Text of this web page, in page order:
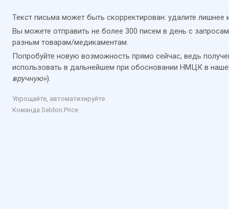
Текст письма может быть скорректирован: удалите лишнее
Вы можете отправить не более 300 писем в день с
разным товарам/медикаментам.
Попробуйте новую возможность прямо сейчас, ведь
использовать в дальнейшем при обосновании НМЦК в
вручную»).
Упрощайте, автоматизируйте.
Команда Seldon.Price